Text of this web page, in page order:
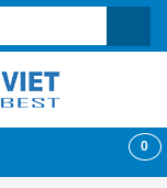
0